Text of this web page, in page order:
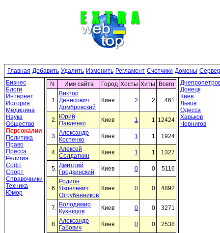
Главная Добавить Удалить Изменить Регламент Счетчики Домены
Бизнес
Блоги
Интернет
История
Медицина
Наука
Общество
Персоналии
Политика
Право
Пресса
Религия
Софт
Спорт
Справочники
Техника
Юмор
N Имя сайта Город Хосты Хиты Всего
1.
Виктор
Денисович
Домбровский
Киев 2 2 461
2. Юрий
Павленко
Киев 1 1 12424
3. Александр
Костенко
Киев 1 1 1924
4. Алексей
Солдаткин
Киев 1 1 1327
5. Дмитрий
Гродзинский
Киев 0 0 5116
6.
Родион
Яковлевич
Отрубянников
Киев 0 0 4892
7. Володимир
Кузнєцов
Киев 0 0 3271
8. Александр
Габович
Киев 0 0 2538
Донецк
Киев
Львов
Одесса
Харьков
Чернигов